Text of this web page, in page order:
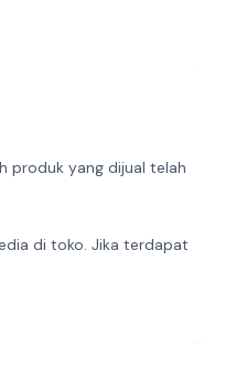
produk yang dijual telah
di toko. Jika terdapat